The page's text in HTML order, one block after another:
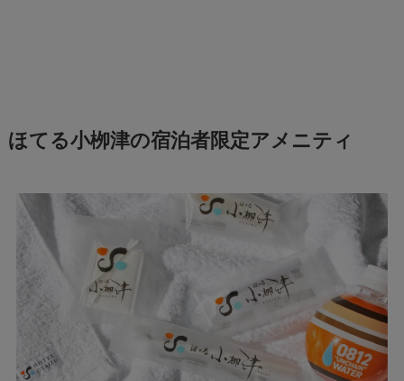
ほてる小栁津の宿泊者限定アメニティ